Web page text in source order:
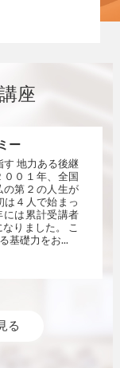
座
ー
す 地力ある後継
０１年、全国
の第２の人生が
は４人で始まっ
には累計受講者
りました。 こ
基礎力をお...
る